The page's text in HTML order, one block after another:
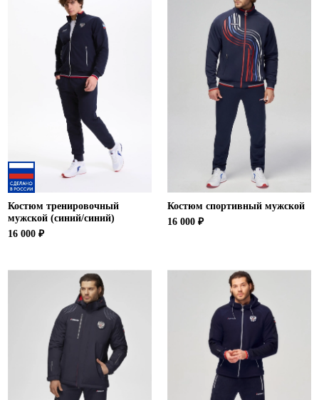
Костюм тренировочный
мужской (синий/синий)
16 000 ₽
Костюм спортивный мужской
16 000 ₽